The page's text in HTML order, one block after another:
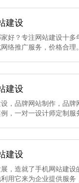
建设
好？专注网站建设十多
络推广服务，价格合理
建设
，品牌网站制作，品牌
，一对一设计师定制服
建设
，造就了手机网站建
用它来为企业提供服务